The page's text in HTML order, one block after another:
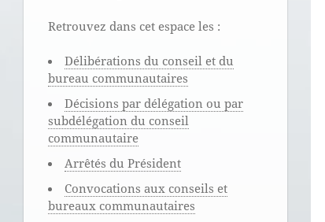
Retrouvez dans cet espace les :
Délibérations du conseil et du
bureau communautaires
Décisions par délégation ou par
subdélégation du conseil
communautaire
Arrêtés du Président
Convocations aux conseils et
bureaux communautaires